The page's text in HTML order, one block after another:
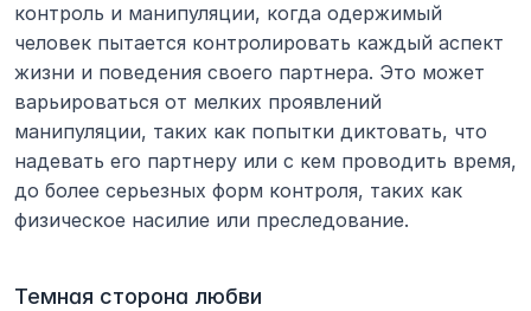
контроль и манипуляции, когда одержимый
человек пытается контролировать каждый аспект
жизни и поведения своего партнера. Это может
варьироваться от мелких проявлений
манипуляции, таких как попытки диктовать, что
надевать его партнеру или с кем проводить время,
до более серьезных форм контроля, таких как
физическое насилие или преследование.
Темная сторона любви